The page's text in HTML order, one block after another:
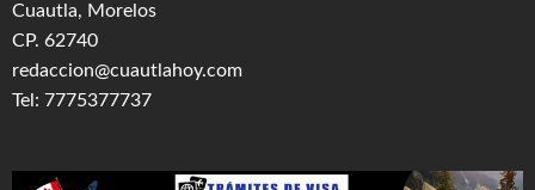
Cuautla, Morelos
CP. 62740
redaccion@cuautlahoy.com
Tel: 7775377737